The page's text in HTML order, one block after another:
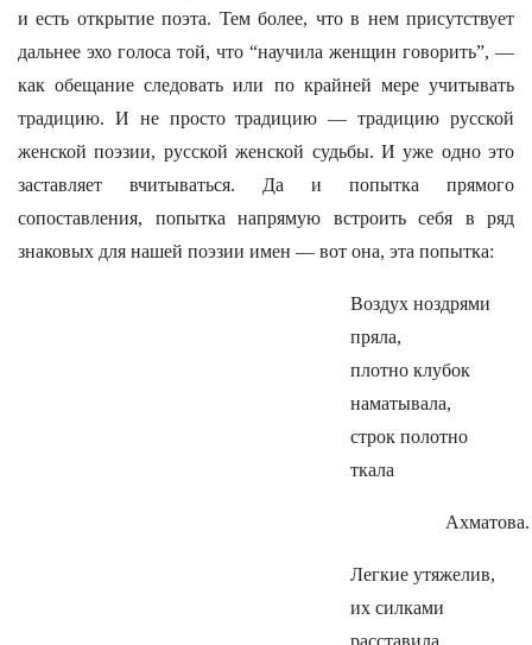
и есть открытие поэта. Тем более, что в нем присутствует
дальнее эхо голоса той, что “научила женщин говорить”, —
как обещание следовать или по крайней мере учитывать
традицию. И не просто традицию — традицию русской
женской поэзии, русской женской судьбы. И уже одно это
заставляет вчитываться. Да и попытка прямого
сопоставления, попытка напрямую встроить себя в ряд
знаковых для нашей поэзии имен — вот она, эта попытка:
Воздух ноздрями
пряла,
плотно клубок
наматывала,
строк полотно
ткала
Ахматова.
Легкие утяжелив,
их силками
расставила